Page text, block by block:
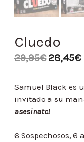
Cluedo
29,95€ 28,45€
Samuel Black es
invitado a su
asesinato!
6 Sospechosos, 6